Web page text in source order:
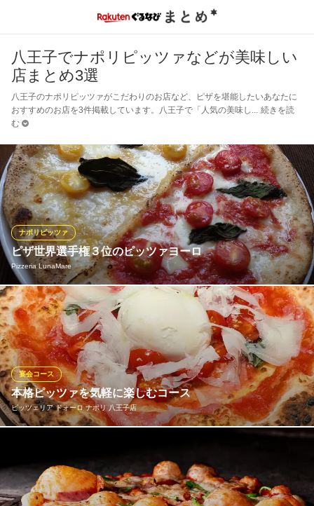
八王子でナポリピッツァなどが美味しい
店まとめ3選
八王子のナポリピッツァがこだわりのお店など、ピザを堪能したいあなたに
おすすめのお店を3件掲載しています。八王子で「人気の美味し
続きを読
む
ピザ世界選手権３位のピッツァヨーロ
Pizzeria LunaMare
ナポリピッツァ
当店のピッツァはイタリアで開かれたピッツァ世界選手権でアク
ロバティカ団体3位の実績のピッツァヨーロが焼きあげます。 生
地から手作りで小麦粉、酵母、チーズ、ソースにこだわり石窯で
焼き上げるピッツァはモチモチの食感をお楽しみ頂けます☆ ワイ
ンとの相性も◎ぜひご賞味下さい！！
Pizzeria LunaMare
世界を知るイタリアン
本格ピッツァを気軽に楽しむコース
ピッツェリア ドォーロ ナポリ 八王子店
宴会コース
女子会、気軽な飲み会や仕事帰りの食事にも選びやすく、初めて
でも安心して楽しめます。飲み放題付きの自然と会話も弾むリラ
ックス感があるコースもございます